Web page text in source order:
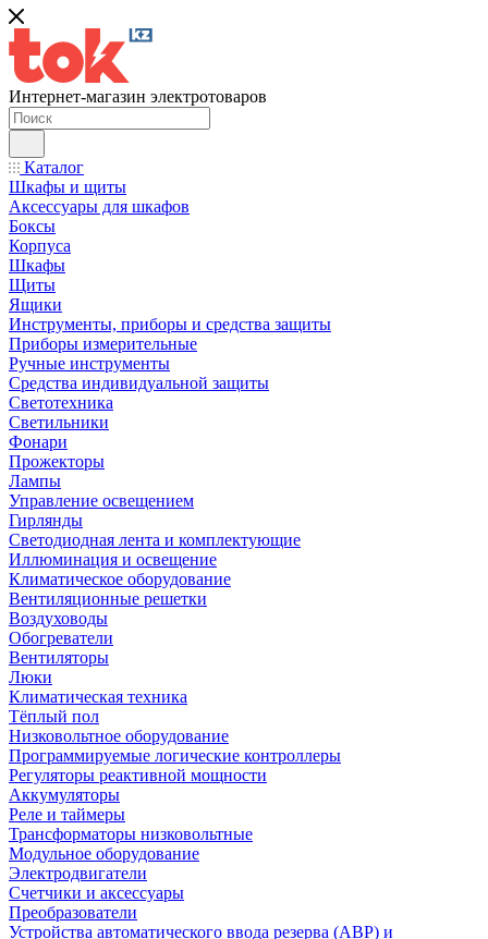
Интернет-магазин электротоваров
Каталог
Шкафы и щиты
Аксессуары для шкафов
Боксы
Корпуса
Шкафы
Щиты
Ящики
Инструменты, приборы и средства защиты
Приборы измерительные
Ручные инструменты
Средства индивидуальной защиты
Светотехника
Светильники
Фонари
Прожекторы
Лампы
Управление освещением
Гирлянды
Светодиодная лента и комплектующие
Иллюминация и освещение
Климатическое оборудование
Вентиляционные решетки
Воздуховоды
Обогреватели
Вентиляторы
Люки
Климатическая техника
Тёплый пол
Низковольтное оборудование
Программируемые логические контроллеры
Регуляторы реактивной мощности
Аккумуляторы
Реле и таймеры
Трансформаторы низковольтные
Модульное оборудование
Электродвигатели
Счетчики и аксессуары
Преобразователи
Устройства автоматического ввода резерва (АВР) и